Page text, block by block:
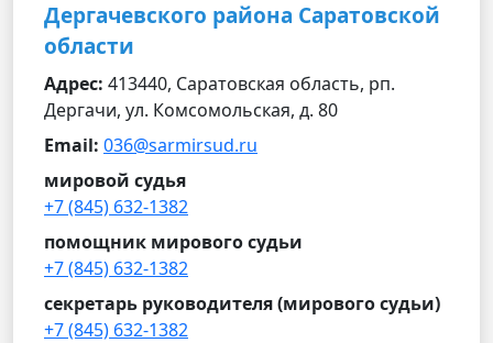
Дергачевского района Саратовской
области
Адрес: 413440, Саратовская область, рп.
Дергачи, ул. Комсомольская, д. 80
Email: 036@sarmirsud.ru
мировой судья
+7 (845) 632-1382
помощник мирового судьи
+7 (845) 632-1382
секретарь руководителя (мирового судьи)
+7 (845) 632-1382